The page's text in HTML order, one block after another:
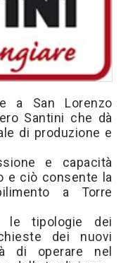
a San Lorenzo
Santini che dà
di produzione e
e capacità
e ciò consente la
a Torre
le tipologie dei
dei nuovi
di operare nel